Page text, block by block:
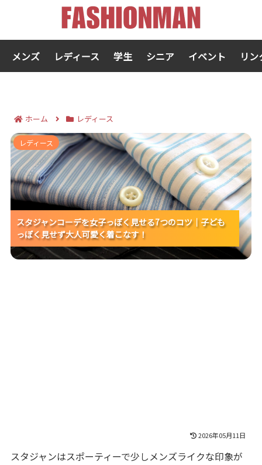
メンズ レディース 学生 シニア イベント リ
ホーム レディース
スタジャンコーデを女子っぽく見せる7つのコツ｜子ど
もっぽく見せず大人可愛く着こなす！
スタジャンコーデを女子っぽく見せる7つのコツ｜子ども
っぽく見せず大人可愛く着こなす！
スタジャンコーデを女子っぽく見せる7つのコツ｜子ども
っぽく見せず大人可愛く着こなす！
スタジャンコーデを女子っぽく見せる7つのコツ｜子ども
っぽく見せず大人可愛く着こなす！
レディース
2026年05月11日
スタジャンはスポーティーで少しメンズライクな印象が